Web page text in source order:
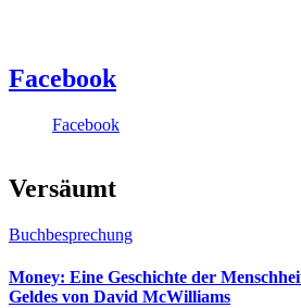
Facebook
Facebook
Versäumt
Buchbesprechung
Money: Eine Geschichte der
Geldes von David McWilliams